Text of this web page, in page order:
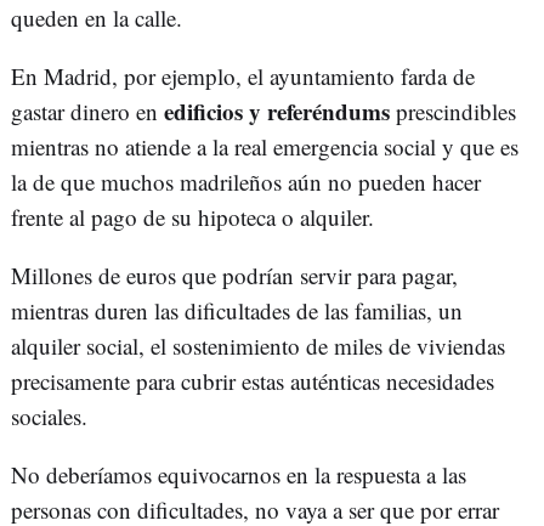
queden en la calle.
En Madrid, por ejemplo, el ayuntamiento farda de
gastar dinero en edificios y referéndums prescindibles
mientras no atiende a la real emergencia social y que es
la de que muchos madrileños aún no pueden hacer
frente al pago de su hipoteca o alquiler.
Millones de euros que podrían servir para pagar,
mientras duren las dificultades de las familias, un
alquiler social, el sostenimiento de miles de viviendas
precisamente para cubrir estas auténticas necesidades
sociales.
No deberíamos equivocarnos en la respuesta a las
personas con dificultades, no vaya a ser que por errar